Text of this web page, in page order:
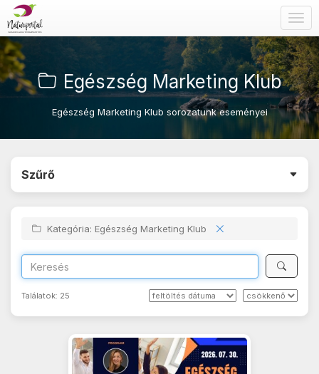
Egészség Marketing Klub
Egészség Marketing Klub sorozatunk eseményei
Szűrő
Kategória: Egészség Marketing Klub
Találatok: 25